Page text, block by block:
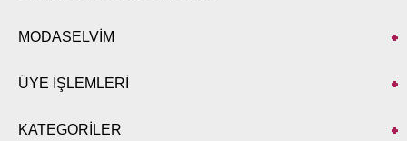
MODASELVİM
ÜYE İŞLEMLERİ
KATEGORİLER